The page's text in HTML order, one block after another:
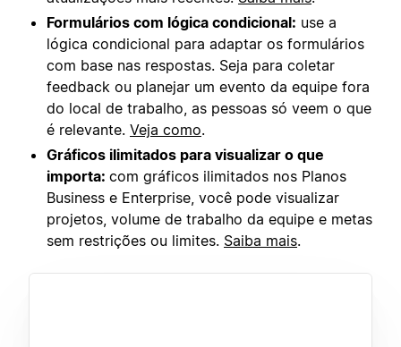
Formulários com lógica condicional: use a
lógica condicional para adaptar os formulários
com base nas respostas. Seja para coletar
feedback ou planejar um evento da equipe fora
do local de trabalho, as pessoas só veem o que
é relevante. Veja como.
Gráficos ilimitados para visualizar o que
importa: com gráficos ilimitados nos Planos
Business e Enterprise, você pode visualizar
projetos, volume de trabalho da equipe e metas
sem restrições ou limites. Saiba mais.